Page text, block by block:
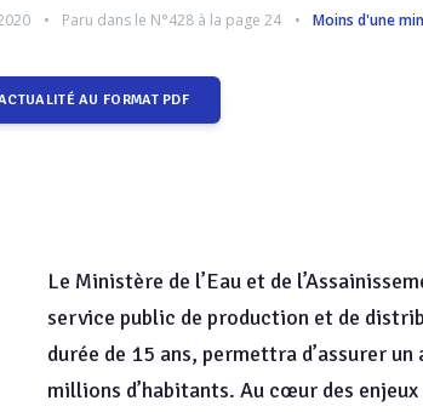
Paru dans le N°428 à la page 24 Moins d'une
AU FORMAT PDF
Le Ministère de l’Eau et de
service public de production et de
durée de 15 ans, permettra d’assurer
millions d’habitants. Au cœur des